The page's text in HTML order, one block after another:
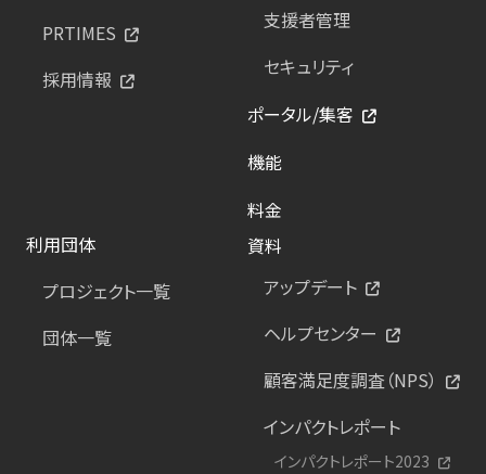
PRTIMES
採用情報
支援者管理
セキュリティ
ポータル/集客
機能
料金
利用団体
プロジェクト一覧
団体一覧
資料
アップデート
ヘルプセンター
顧客満足度調査（NPS）
インパクトレポート
インパクトレポート2023